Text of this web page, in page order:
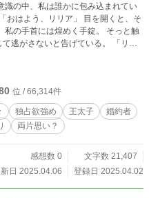
識の中、私は誰かに包み込まれてい
私の手首には煌めく手錠。 そっと触
さないと告げている。 「リリ
のはなぜ？ 求められるほ
とツンデレ公爵令嬢の、甘くて危
位 / 66,314件
独占欲強め 王太子
婚約者
両片思い？
感想数 0
文字数 21,407
日 2025.04.06
登録日 2025.04.02